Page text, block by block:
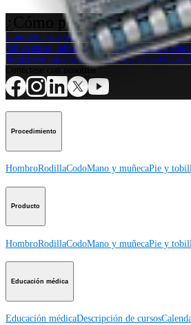
¿Cómo podemos ayudarlo?
Contacte a un representante
Ver eventos, laboratorios y oportunidades
Regístrese para recibir: ¿Qué hay de nuevo en
Conéctese con nosotros
Procedimiento
HombroRodillaCodoMano y muñecaPie y
Producto
HombroRodillaCodoMano y muñecaPie y
Educación médica
Educación médicaDescripción de cursos